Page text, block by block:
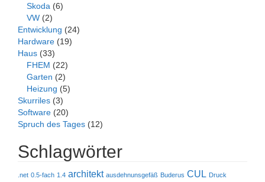
Skoda (6)
VW (2)
Entwicklung (24)
Hardware (19)
Haus (33)
FHEM (22)
Garten (2)
Heizung (5)
Skurriles (3)
Software (20)
Spruch des Tages (12)
Schlagwörter
.net 0.5-fach 1.4 architekt ausdehnunsgefäß Buderus CUL Druck